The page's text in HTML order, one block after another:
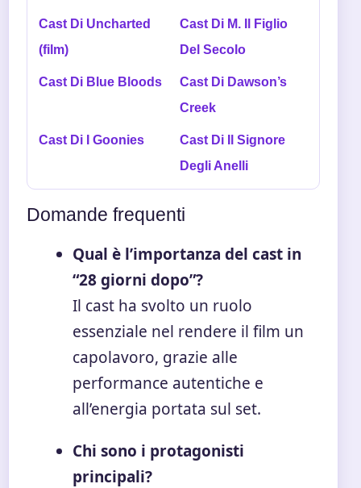
Cast Di Uncharted
(film)
Cast Di M. Il Figlio
Del Secolo
Cast Di Blue Bloods
Cast Di Dawson’s
Creek
Cast Di I Goonies
Cast Di Il Signore
Degli Anelli
Domande frequenti
Qual è l’importanza del cast in
“28 giorni dopo”?
Il cast ha svolto un ruolo
essenziale nel rendere il film un
capolavoro, grazie alle
performance autentiche e
all’energia portata sul set.
Chi sono i protagonisti
principali?